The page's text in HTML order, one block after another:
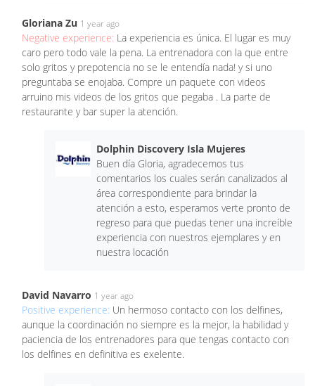
Gloriana Zu 1 year ago
Negative experience: La experiencia es única. El lugar es muy
caro pero todo vale la pena. La entrenadora con la que entre
solo gritos y prepotencia no se le entendía nada! y si uno
preguntaba se enojaba. Compre un paquete con videos
arruino mis videos de los gritos que pegaba . La parte de
restaurante y bar super la atención.
Dolphin Discovery Isla Mujeres
Buen día Gloria, agradecemos tus
comentarios los cuales serán canalizados al
área correspondiente para brindar la
atención a esto, esperamos verte pronto de
regreso para que puedas tener una increíble
experiencia con nuestros ejemplares y en
nuestra locación
David Navarro 1 year ago
Positive experience: Un hermoso contacto con los delfines,
aunque la coordinación no siempre es la mejor, la habilidad y
paciencia de los entrenadores para que tengas contacto con
los delfines en definitiva es exelente.